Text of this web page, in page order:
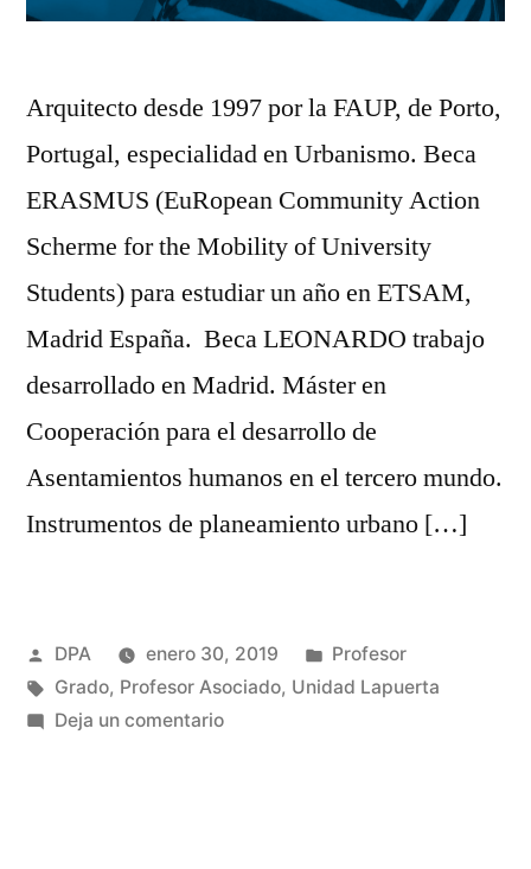
Arquitecto desde 1997 por la FAUP, de Porto,
Portugal, especialidad en Urbanismo. Beca
ERASMUS (EuRopean Community Action
Scherme for the Mobility of University
Students) para estudiar un año en ETSAM,
Madrid España. Beca LEONARDO trabajo
desarrollado en Madrid. Máster en
Cooperación para el desarrollo de
Asentamientos humanos en el tercero mundo.
Instrumentos de planeamiento urbano […]
Publicado
por
DPA enero 30, 2019
Publicado
en
Profesor
Etiquetas:
Grado, Profesor Asociado, Unidad Lapuerta
Deja un comentarioen